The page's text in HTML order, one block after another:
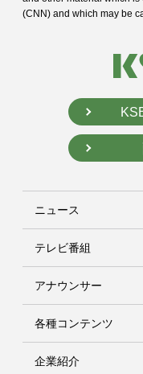
(CNN) and which may be
ニュース
テレビ番組
アナウンサー
各種コンテンツ
企業紹介